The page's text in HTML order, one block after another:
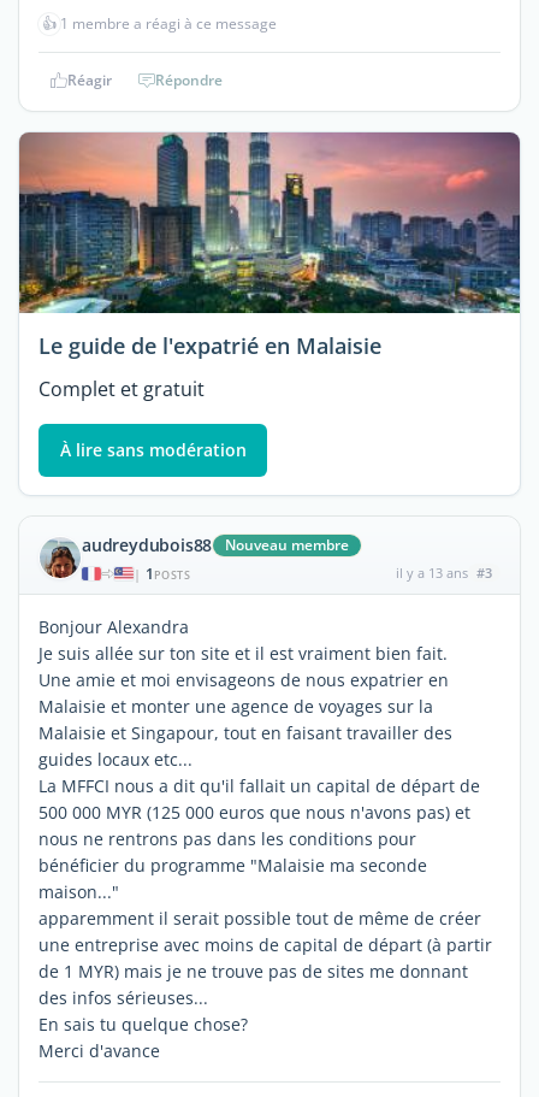
👍 1 membre a réagi à ce message
Réagir Répondre
Le guide de l'expatrié en Malaisie
Complet et gratuit
À lire sans modération
audreydubois88 Nouveau membre
| 1 POSTS il y a 13 ans #3
Bonjour Alexandra
Je suis allée sur ton site et il est vraiment bien fait.
Une amie et moi envisageons de nous expatrier en
Malaisie et monter une agence de voyages sur la
Malaisie et Singapour, tout en faisant travailler des
guides locaux etc...
La MFFCI nous a dit qu'il fallait un capital de départ de
500 000 MYR (125 000 euros que nous n'avons pas) et
nous ne rentrons pas dans les conditions pour
bénéficier du programme "Malaisie ma seconde
maison..."
apparemment il serait possible tout de même de créer
une entreprise avec moins de capital de départ (à partir
de 1 MYR) mais je ne trouve pas de sites me donnant
des infos sérieuses...
En sais tu quelque chose?
Merci d'avance